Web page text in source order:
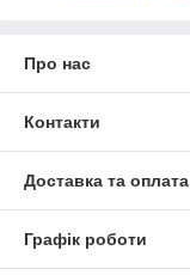
Про нас
Контакти
Доставка та оплата
Графік роботи